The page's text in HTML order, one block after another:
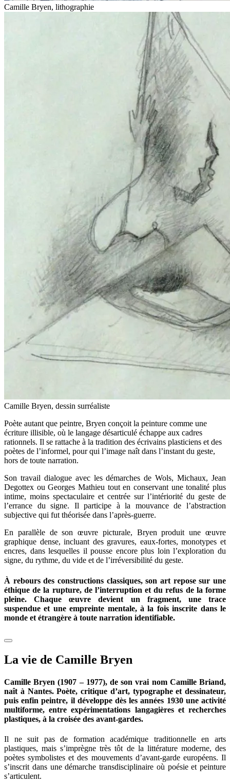
Camille Bryen, lithographie
Camille Bryen, dessin surréaliste
Poète autant que peintre, Bryen conçoit la peinture comme une
écriture illisible, où le langage désarticulé échappe aux cadres
rationnels. Il se rattache à la tradition des écrivains plasticiens et des
poètes de l’informel, pour qui l’image naît dans l’instant du geste,
hors de toute narration.
Son travail dialogue avec les démarches de Wols, Michaux, Jean
Degottex ou Georges Mathieu tout en conservant une tonalité plus
intime, moins spectaculaire et centrée sur l’intériorité du geste de
l’errance du signe. Il participe à la mouvance de l’abstraction
subjective qui fut théorisée dans l’après-guerre.
En parallèle de son œuvre picturale, Bryen produit une œuvre
graphique dense, incluant des gravures, eaux-fortes, monotypes et
encres, dans lesquelles il pousse encore plus loin l’exploration du
signe, du rythme, du vide et de l’irréversibilité du geste.
À rebours des constructions classiques, son art repose sur une
éthique de la rupture, de l’interruption et du refus de la forme
pleine. Chaque œuvre devient un fragment, une trace
suspendue et une empreinte mentale, à la fois inscrite dans le
monde et étrangère à toute narration identifiable.
La vie de Camille Bryen
Camille Bryen (1907 – 1977), de son vrai nom Camille Briand,
naît à Nantes. Poète, critique d’art, typographe et dessinateur,
puis enfin peintre, il développe dès les années 1930 une activité
multiforme, entre expérimentations langagières et recherches
plastiques, à la croisée des avant-gardes.
Il ne suit pas de formation académique traditionnelle en arts
plastiques, mais s’imprègne très tôt de la littérature moderne, des
poètes symbolistes et des mouvements d’avant-garde européens. Il
s’inscrit dans une démarche transdisciplinaire où poésie et peinture
s’articulent.